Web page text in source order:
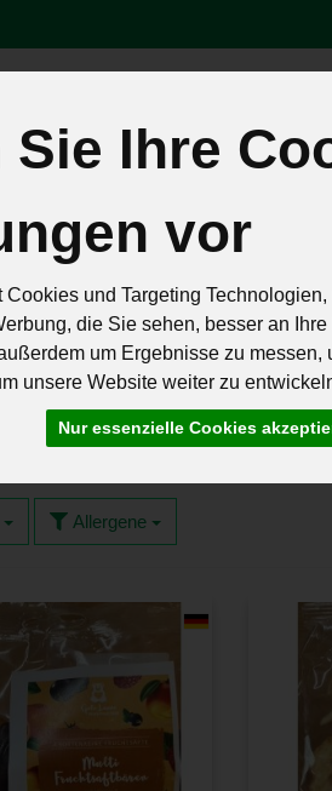
Sie Ihre
vor
und Targeting
die Sie sehen, besser an
um Ergebnisse zu messen,
unsere Website weiter zu
Nur essenzielle Cookies
Brot & Eier Feinkost & Geschenke
Rezepte
Allergene